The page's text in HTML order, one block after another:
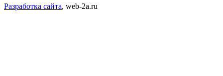
Разработка сайта, web-2a.ru